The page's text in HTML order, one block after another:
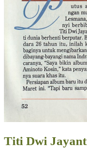
Titi Dwi